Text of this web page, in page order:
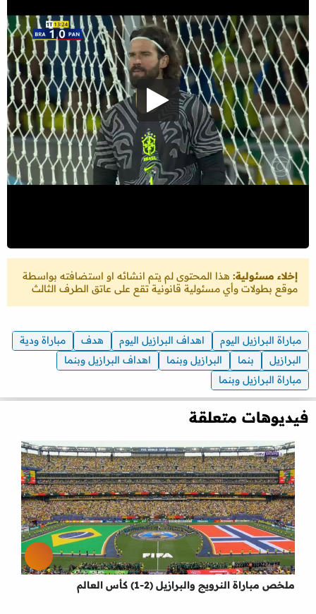
إخلاء مسئولية: هذا المحتوى لم يتم انشائه او استضافته بواسطة
موقع بطولات وأي مسئولية قانونية تقع على عاتق الطرف الثالث
مباراة البرازيل اليوم اهداف البرازيل اليوم هدف
مباراة ودية
البرازيل
بنما البرازيل وبنما
اهداف البرازيل وبنما
مباراة البرازيل وبنما
فيديوهات متعلقة
ملخص مباراة النرويج والبرازيل (2-1) كأس العالم